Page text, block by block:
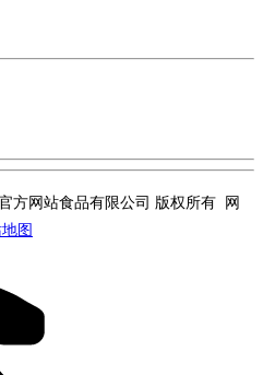
方网站食品有限公司 版权所有 网
图